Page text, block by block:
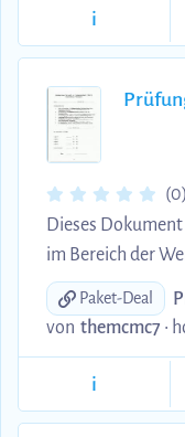
i
(0)
Dieses
im Bereich der
dabei auf das
Paket-Deal
von themcmc7 •
i